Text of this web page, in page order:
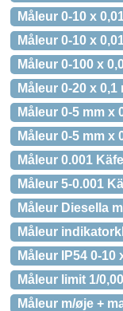
Måleur 0-10 x
Måleur 0-10 x
Måleur 0-100 x
Måleur 0-20 x
Måleur 0-5 mm x
Måleur 0-5 mm
Måleur 0.001
Måleur 5-0.001
Måleur Diesella
Måleur
Måleur IP54 0-
Måleur limit 1/
Måleur m/øje +